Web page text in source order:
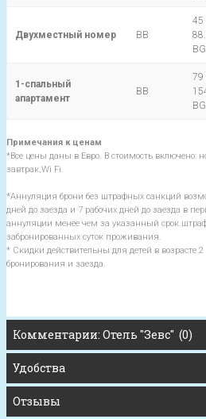
Двухместный номер BB
45
1-спальный
апартамент
BB
79
Примечания к ценам
*Все цены даны в Евро. В стоимость включено:
завтрак,Wi Fi.
*Аннуляция брони без штрафных санкций
дней до заезда и 7 рабочих дней до заезда в
аннуляции менее чем за указанный срок штраф
забронированных суток проживания.
* Скидки действительны для детей в возрасте
бронирования и заезда.
Комментарии: Отель "Зевс" (0)
Удобства
Отзывы